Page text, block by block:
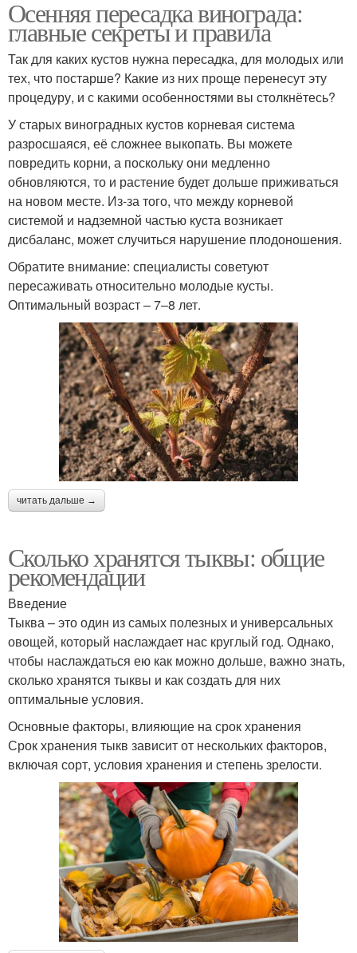
Осенняя пересадка винограда:
главные секреты и правила
Так для каких кустов нужна пересадка, для молодых или
тех, что постарше? Какие из них проще перенесут эту
процедуру, и с какими особенностями вы столкнётесь?
У старых виноградных кустов корневая система
разросшаяся, её сложнее выкопать. Вы можете
повредить корни, а поскольку они медленно
обновляются, то и растение будет дольше приживаться
на новом месте. Из-за того, что между корневой
системой и надземной частью куста возникает
дисбаланс, может случиться нарушение плодоношения.
Обратите внимание: специалисты советуют
пересаживать относительно молодые кусты.
Оптимальный возраст – 7–8 лет.
читать дальше →
Сколько хранятся тыквы: общие
рекомендации
Введение
Тыква – это один из самых полезных и универсальных
овощей, который наслаждает нас круглый год. Однако,
чтобы наслаждаться ею как можно дольше, важно знать,
сколько хранятся тыквы и как создать для них
оптимальные условия.
Основные факторы, влияющие на срок хранения
Срок хранения тыкв зависит от нескольких факторов,
включая сорт, условия хранения и степень зрелости.